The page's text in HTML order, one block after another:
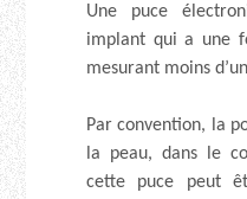
Une puce
implant qui a une
mesurant moins
Par convention, la
la peau, dans le
cette puce peut